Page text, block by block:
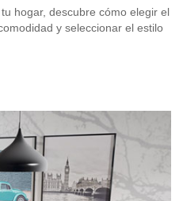
hogar, descubre cómo elegir el
y seleccionar el estilo